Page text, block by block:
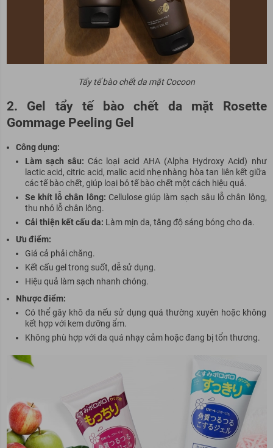
Tẩy tế bào chết da mặt Cocoon
2. Gel tẩy tế bào chết da mặt Rosette
Gommage Peeling Gel
Công dụng:
Làm sạch sâu: Các loại acid AHA (Alpha Hydroxy Acid) như
lactic acid, citric acid, malic acid nhẹ nhàng hòa tan liên kết giữa
các tế bào chết, giúp loại bỏ tế bào chết một cách hiệu quả.
Se khít lỗ chân lông: Cellulose giúp làm sạch sâu lỗ chân lông,
thu nhỏ lỗ chân lông.
Cải thiện kết cấu da: Làm mịn da, tăng độ sáng bóng cho da.
Ưu điểm:
Giá cả phải chăng.
Kết cấu gel trong suốt, dễ sử dụng.
Hiệu quả làm sạch nhanh chóng.
Nhược điểm:
Có thể gây khô da nếu sử dụng quá thường xuyên hoặc không
kết hợp với kem dưỡng ẩm.
Không phù hợp với da quá nhạy cảm hoặc đang bị tổn thương.